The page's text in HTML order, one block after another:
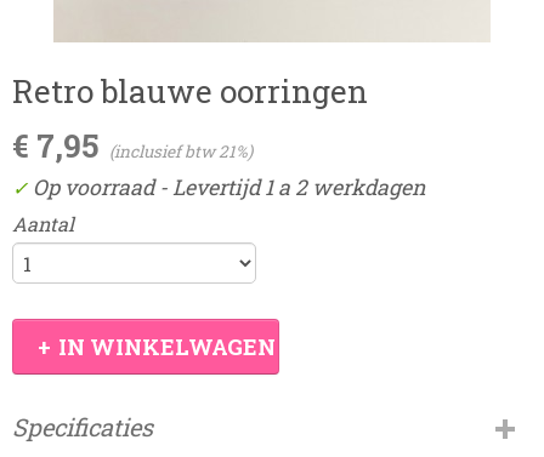
Retro blauwe oorringen
€ 7,95 (inclusief btw 21%)
✓ Op voorraad- Levertijd 1 a 2 werkdagen
Aantal
IN WINKELWAGEN
Specificaties